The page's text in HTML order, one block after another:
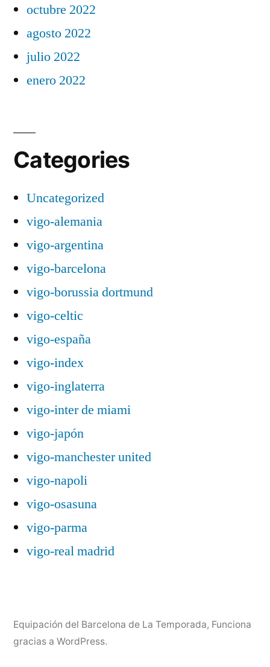
octubre 2022
agosto 2022
julio 2022
enero 2022
Categories
Uncategorized
vigo-alemania
vigo-argentina
vigo-barcelona
vigo-borussia dortmund
vigo-celtic
vigo-españa
vigo-index
vigo-inglaterra
vigo-inter de miami
vigo-japón
vigo-manchester united
vigo-napoli
vigo-osasuna
vigo-parma
vigo-real madrid
Equipación del Barcelona de La Temporada, Funciona
gracias a WordPress.